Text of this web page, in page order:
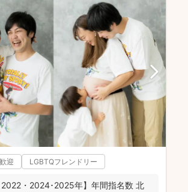
迎 LGBTQフレンドリー
・2024･2025年】年間指名数 北